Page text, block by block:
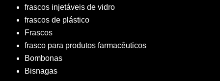
frascos injetáveis de vidro
frascos de plástico
Frascos
frasco para produtos farmacêuticos
Bombonas
Bisnagas